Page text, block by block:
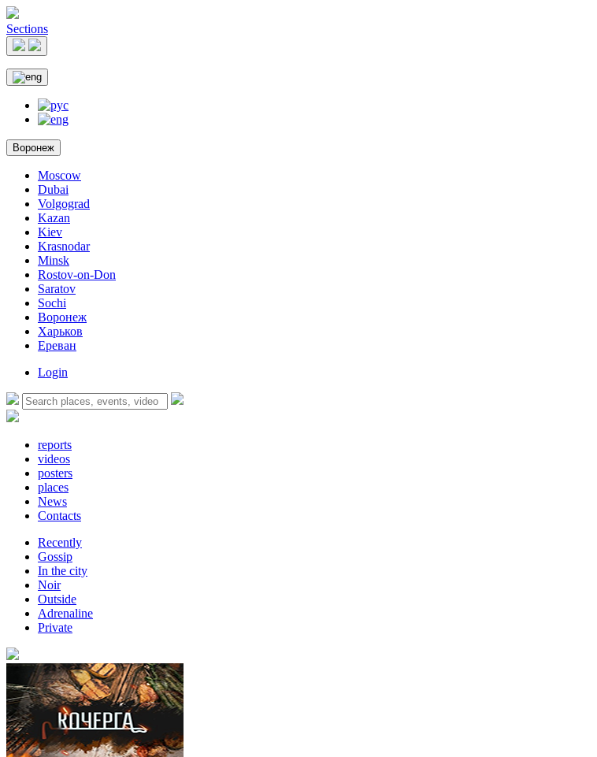
Sections
Воронеж
Moscow
Dubai
Volgograd
Kazan
Kiev
Krasnodar
Minsk
Rostov-on-Don
Saratov
Sochi
Воронеж
Харьков
Ереван
Login
reports
videos
posters
places
News
Contacts
Recently
Gossip
In the city
Noir
Outside
Adrenaline
Private